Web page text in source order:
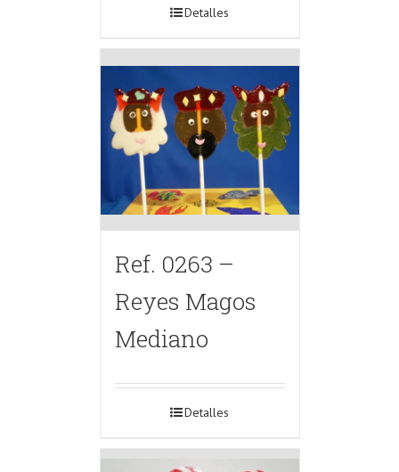
Detalles
Ref. 0263 –
Reyes Magos
Mediano
Detalles